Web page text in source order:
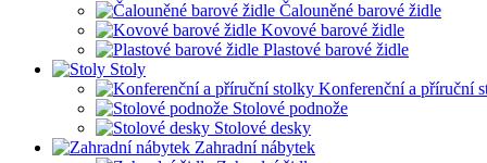
Čalouněné barové židle
Kovové barové židle
Plastové barové židle
Stoly
Konferenční a příruční
Stolové podnože
Stolové desky
Zahradní nábytek